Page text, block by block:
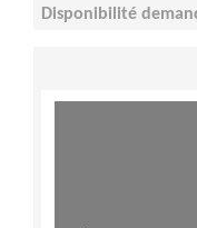
Disponibilité